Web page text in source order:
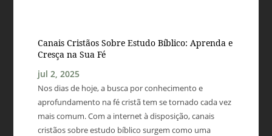
Canais Cristãos Sobre Estudo Bíblico: Aprenda e
Cresça na Sua Fé
jul 2, 2025
Nos dias de hoje, a busca por conhecimento e
aprofundamento na fé cristã tem se tornado cada vez
mais comum. Com a internet à disposição, canais
cristãos sobre estudo bíblico surgem como uma